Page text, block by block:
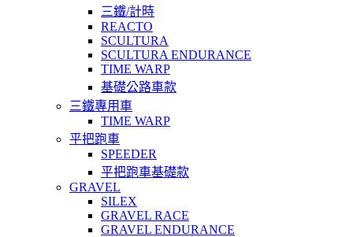
三鐵/計時
REACTO
SCULTURA
SCULTURA ENDURANCE
TIME WARP
基礎公路車款
三鐵專用車
TIME WARP
平把跑車
SPEEDER
平把跑車基礎款
GRAVEL
SILEX
GRAVEL RACE
GRAVEL ENDURANCE